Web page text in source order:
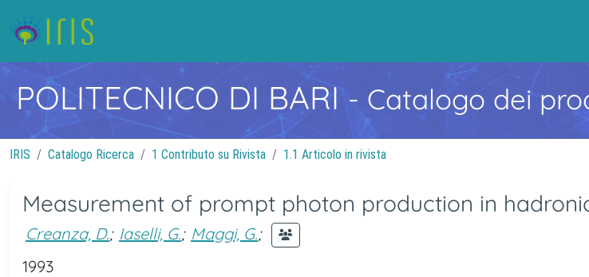
POLITECNICO DI BARI- Catalogo dei
IRIS Catalogo Ricerca 1 Contributo su Rivista 1.1 Articolo in rivista
Measurement of prompt photon production in
Creanza, D.; Iaselli, G.; Maggi, G.;
1993